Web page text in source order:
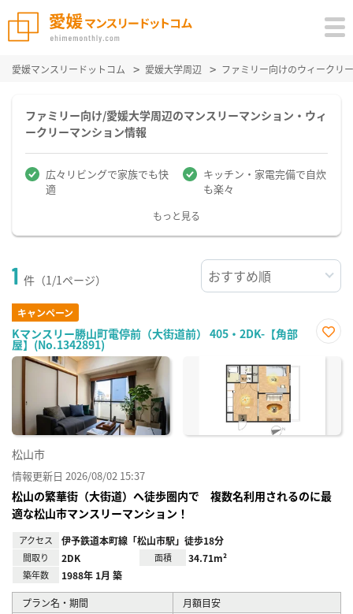
愛媛マンスリードットコム 愛媛大学周辺 ファミリー向けのウィークリ
ファミリー向け/愛媛大学周辺のマンスリーマンション・ウィ
ークリーマンション情報
広々リビングで家族でも快
適
キッチン・家電完備で自炊
も楽々
もっと見る
1 件（1/1ページ）
キャンペーン
Kマンスリー勝山町電停前（大街道前） 405・2DK-【角部
屋】(No.1342891)
に入
松山市
情報更新日 2026/08/02 15:37
松山の繁華街（大街道）へ徒歩圏内で 複数名利用されるのに最
適な松山市マンスリーマンション！
アクセス 伊予鉄道本町線「松山市駅」徒歩18分
間取り 2DK 面積 34.71m²
築年数 1988年 1月 築
プラン名・期間 月額目安